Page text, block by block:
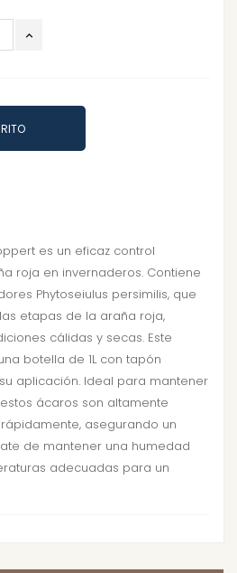
es un eficaz control
roja en invernaderos. Contiene
Phytoseiulus persimilis, que
etapas de la araña roja,
cálidas y secas. Este
botella de 1L con tapón
aplicación. Ideal para mantener
ácaros son altamente
asegurando un
de mantener una humedad
adecuadas para un